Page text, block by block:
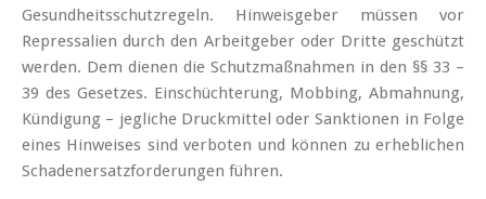
Gesundheitsschutzregeln. Hinweisgeber müssen vor
Repressalien durch den Arbeitgeber oder Dritte geschützt
werden. Dem dienen die Schutzmaßnahmen in den §§ 33 –
39 des Gesetzes. Einschüchterung, Mobbing, Abmahnung,
Kündigung – jegliche Druckmittel oder Sanktionen in Folge
eines Hinweises sind verboten und können zu erheblichen
Schadenersatzforderungen führen.